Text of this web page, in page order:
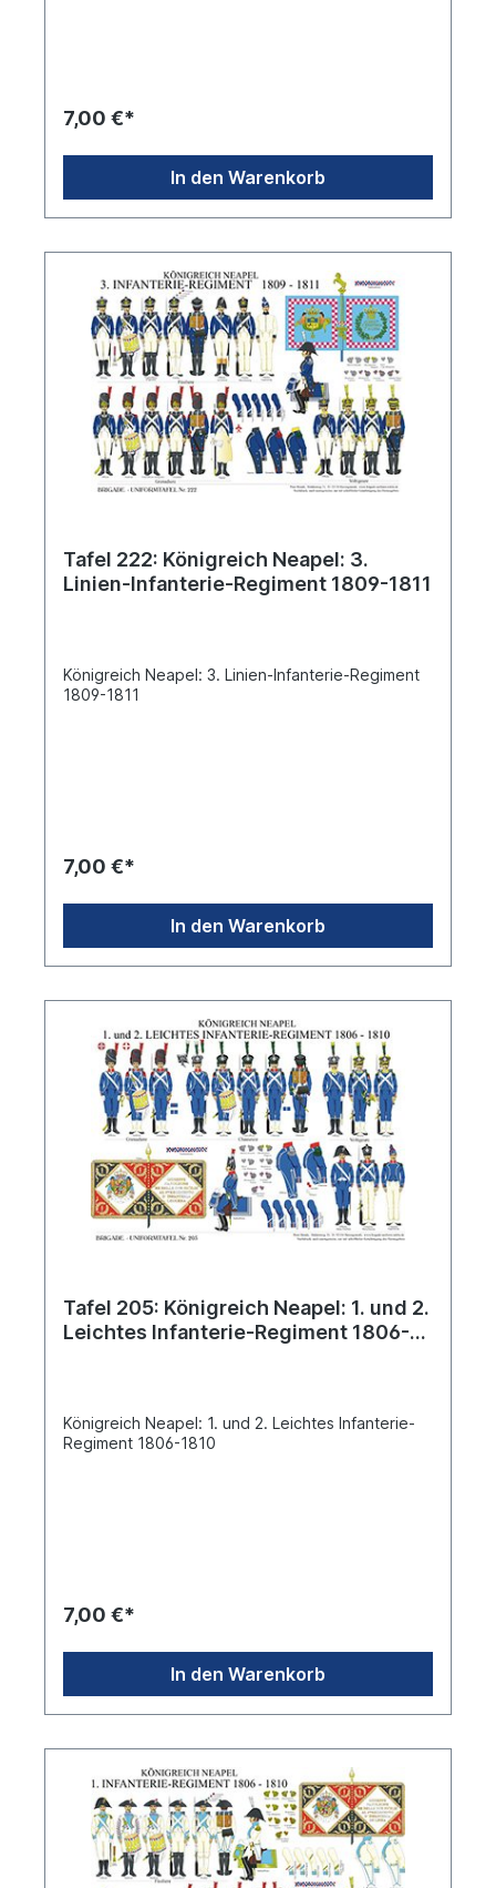
7,00 €*
In den Warenkorb
Tafel 222: Königreich Neapel: 3.
Linien-Infanterie-Regiment 1809-1811
Königreich Neapel: 3. Linien-Infanterie-Regiment
1809-1811
7,00 €*
In den Warenkorb
Tafel 205: Königreich Neapel: 1. und 2.
Leichtes Infanterie-Regiment 1806-
Königreich Neapel: 1. und 2. Leichtes Infanterie-
Regiment 1806-1810
7,00 €*
In den Warenkorb